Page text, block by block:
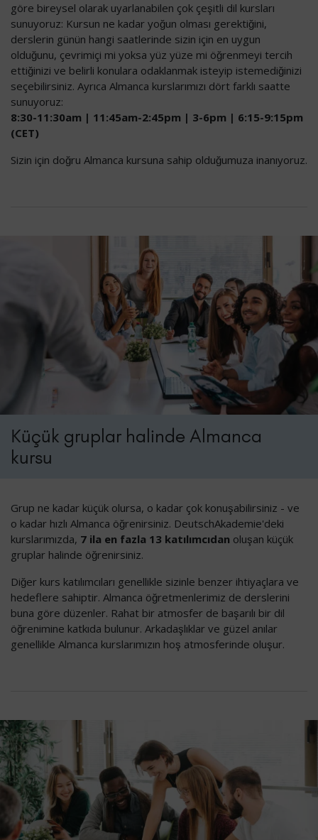
göre bireysel olarak uyarlanabilen çok çeşitli dil kursları
sunuyoruz: Kursun ne kadar yoğun olması gerektiğini,
derslerin günün hangi saatlerinde sizin için en uygun
olduğunu, çevrimiçi mi yoksa yüz yüze mi öğrenmeyi tercih
ettiğinizi ve belirli konulara odaklanmak isteyip istemediğinizi
seçebilirsiniz. Ayrıca Almanca kurslarımızı dört farklı saatte
sunuyoruz:
8:30-11:30am | 11:45am-2:45pm | 3-6pm | 6:15-9:15pm
(CET)
Sizin için doğru Almanca kursuna sahip olduğumuza inanıyoruz.
Küçük gruplar halinde Almanca
kursu
Grup ne kadar küçük olursa, o kadar çok konuşabilirsiniz - ve
o kadar hızlı Almanca öğrenirsiniz. DeutschAkademie'deki
kurslarımızda, 7 ila en fazla 13 katılımcıdan oluşan küçük
gruplar halinde öğrenirsiniz.
Diğer kurs katılımcıları genellikle sizinle benzer ihtiyaçlara ve
hedeflere sahiptir. Almanca öğretmenlerimiz de derslerini
buna göre düzenler. Rahat bir atmosfer de başarılı bir dil
öğrenimine katkıda bulunur. Arkadaşlıklar ve güzel anılar
genellikle Almanca kurslarımızın hoş atmosferinde oluşur.